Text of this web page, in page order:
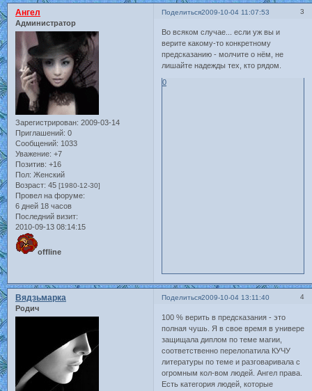
Поделиться 3
2009-10-04 11:07:53
Ангел
Администратор
Зарегистрирован: 2009-03-14
Приглашений: 0
Сообщений: 1033
Уважение: +7
Позитив: +16
Пол: Женский
Возраст: 45 [1980-12-30]
Провел на форуме:
6 дней 18 часов
Последний визит:
2010-09-13 08:14:15
offline
Во всяком случае... если уж вы и
верите какому-то конкретному
предсказанию - молчите о нём, не
лишайте надежды тех, кто рядом.
0
Поделиться 4
2009-10-04 13:11:40
Вядзьмарка
Родич
100 % верить в предсказания - это
полная чушь. Я в свое время в универе
защищала диплом по теме магии,
соответственно перелопатила КУЧУ
литературы по теме и разговаривала с
огромным кол-вом людей. Ангел права.
Есть категория людей, которые